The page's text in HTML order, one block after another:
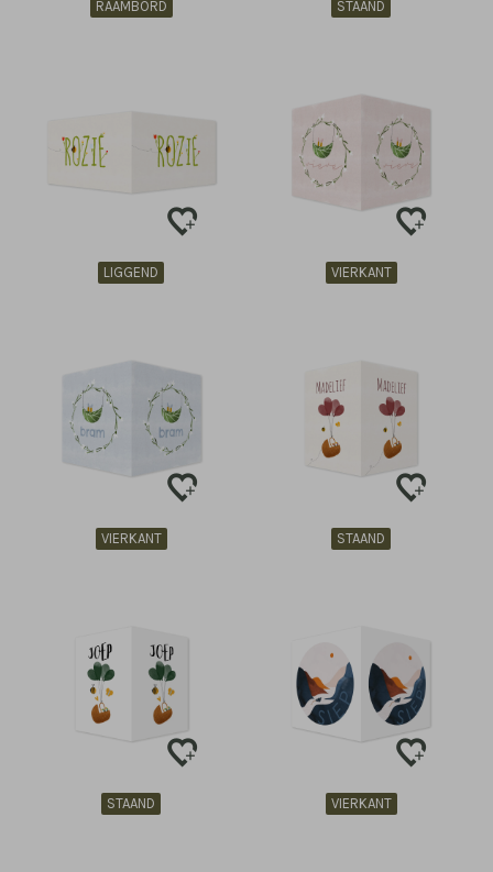
RAAMBORD STAAND
LIGGEND VIERKANT
VIERKANT STAAND
STAAND VIERKANT